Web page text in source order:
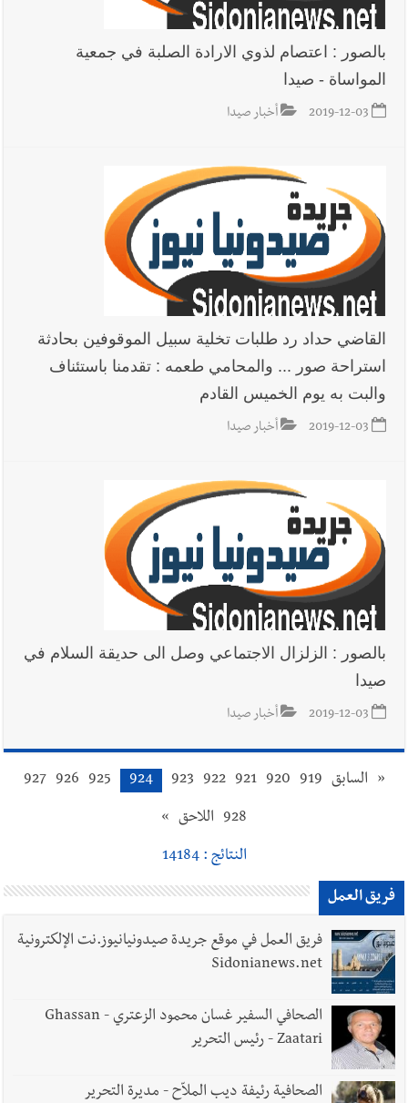
بالصور : اعتصام لذوي الارادة الصلبة في جمعية
المواساة - صيدا
2019-12-03 أخبار صيدا
القاضي حداد رد طلبات تخلية سبيل الموقوفين بحادثة
استراحة صور ... والمحامي طعمه : تقدمنا باستئناف
والبت به يوم الخميس القادم
2019-12-03 أخبار صيدا
بالصور : الزلزال الاجتماعي وصل الى حديقة السلام في
صيدا
2019-12-03 أخبار صيدا
« السابق 919
920
921
922
923
924
925
926
927
928 اللاحق »
النتائج : 14184
فريق العمل
فريق العمل في موقع جريدة صيدونيانيوز.نت الإلكترونية
Sidonianews.net
الصحافي السفير غسان محمود الزعتري - Ghassan
Zaatari - رئيس التحرير
الصحافية رئيفة ديب الملاّح - مديرة التحرير